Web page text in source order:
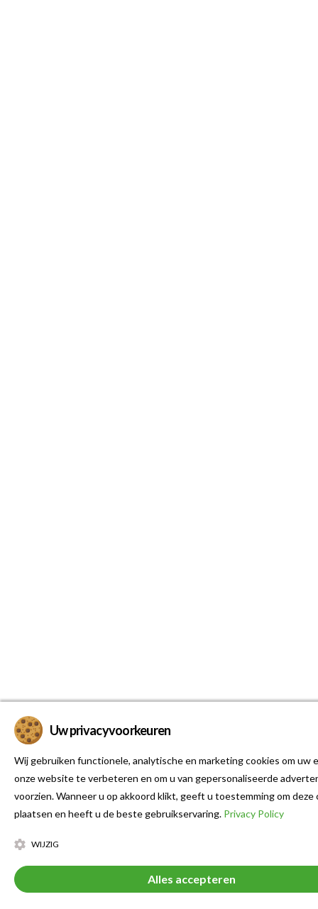
Uw privacyvoorkeuren
Wij gebruiken functionele, analytische en marketing cookies om uw
onze website te verbeteren en om u van gepersonaliseerde
voorzien. Wanneer u op akkoord klikt, geeft u toestemming om deze
plaatsen en heeft u de beste gebruikservaring. Privacy Policy
WIJZIG
Alles accepteren